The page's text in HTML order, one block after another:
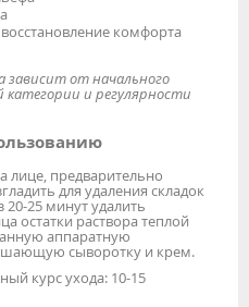
комфорта
от начального
и регулярности
лице, предварительно
для удаления складок
25 минут удалить
остатки раствора теплой
аппаратную
сыворотку и крем.
курс ухода: 10-15